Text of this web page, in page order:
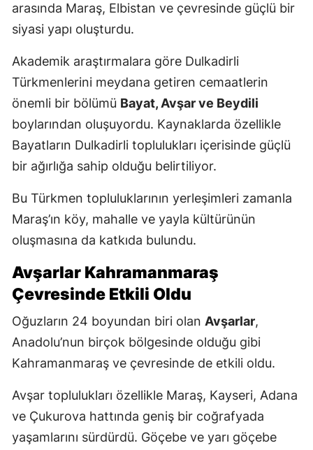
arasında Maraş, Elbistan ve çevresinde güçlü bir
siyasi yapı oluşturdu.
Akademik araştırmalara göre Dulkadirli
Türkmenlerini meydana getiren cemaatlerin
önemli bir bölümü Bayat, Avşar ve Beydili
boylarından oluşuyordu. Kaynaklarda özellikle
Bayatların Dulkadirli toplulukları içerisinde güçlü
bir ağırlığa sahip olduğu belirtiliyor.
Bu Türkmen topluluklarının yerleşimleri zamanla
Maraş’ın köy, mahalle ve yayla kültürünün
oluşmasına da katkıda bulundu.
Avşarlar Kahramanmaraş
Çevresinde Etkili Oldu
Oğuzların 24 boyundan biri olan Avşarlar,
Anadolu’nun birçok bölgesinde olduğu gibi
Kahramanmaraş ve çevresinde de etkili oldu.
Avşar toplulukları özellikle Maraş, Kayseri, Adana
ve Çukurova hattında geniş bir coğrafyada
yaşamlarını sürdürdü. Göçebe ve yarı göçebe